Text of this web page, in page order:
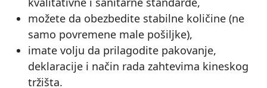
možete da obezbedite stabilne količine (ne
samo povremene male pošiljke),
imate volju da prilagodite pakovanje,
deklaracije i način rada zahtevima kineskog
tržišta.